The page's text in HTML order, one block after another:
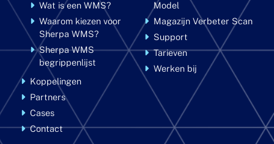
Wat is een WMS?
Waarom kiezen voor
Sherpa WMS?
Sherpa WMS
begrippenlijst
Koppelingen
Partners
Cases
Contact
Model
Magazijn Verbeter Scan
Support
Tarieven
Werken bij